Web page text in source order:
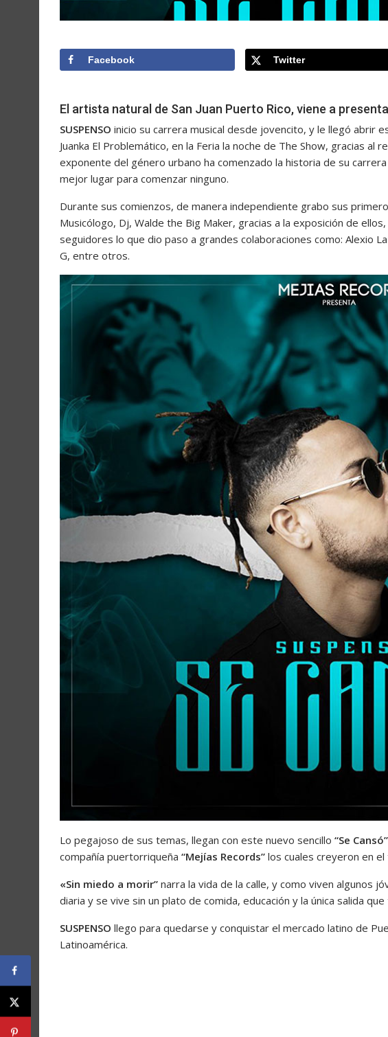
Facebook Twitter
El artista natural de San Juan Puerto Rico, viene a
SUSPENSO inicio su carrera musical desde jovencito, y le llegó abrir
Juanka El Problemático, en la Feria la noche de The Show, gracias
exponente del género urbano ha comenzado la historia de su
mejor lugar para comenzar ninguno.
Durante sus comienzos, de manera independiente grabo sus
Musicólogo, Dj, Walde the Big Maker, gracias a la exposición de
seguidores lo que dio paso a grandes colaboraciones como: Alexio
G, entre otros.
Lo pegajoso de sus temas, llegan con este nuevo sencillo “Se Cansó”
compañía puertorriqueña “Mejías Records” los cuales creyeron en
«Sin miedo a morir” narra la vida de la calle, y como viven algunos
diaria y se vive sin un plato de comida, educación y la única salida
SUSPENSO llego para quedarse y conquistar el mercado latino de
Latinoamérica.